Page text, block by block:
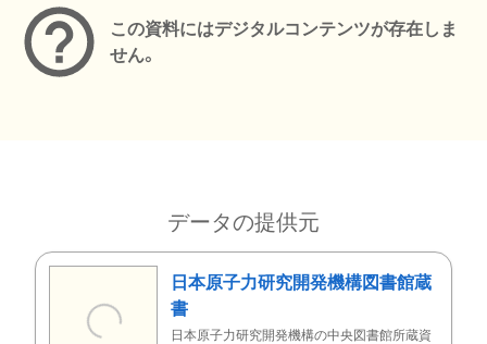
この資料にはデジタルコンテンツが存在しま
せん。
データの提供元
日本原子力研究開発機構図書館蔵
書
日本原子力研究開発機構の中央図書館所蔵資